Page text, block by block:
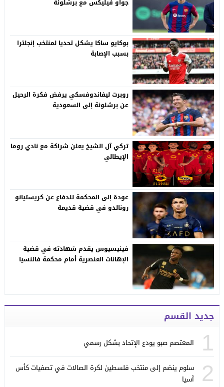
جواو فيليكس مع برشلونة
بوكايو ساكا يشكل تحديا لمنتخب إنجلترا
بسبب الإصابة
روبرت ليفاندوفسكي يرفض فكرة الرحيل
عن برشلونة إلى السعودية
تركي آل الشيخ يعلن شراكة مع نادي روما
الإيطالي
عودة إلى المحكمة للدفاع عن كريستيانو
رونالدو في قضية قديمة
فينيسيوس يقدم شهادته في قضية
الإهانات العنصرية أمام محكمة فالنسيا
جديد القسم
1 المعتصم صبو يودع الإتحاد بشكل رسمي
2
سلوم ينضم إلى منتخب فلسطين لكرة الصالات في تصفيات كأس
آسيا